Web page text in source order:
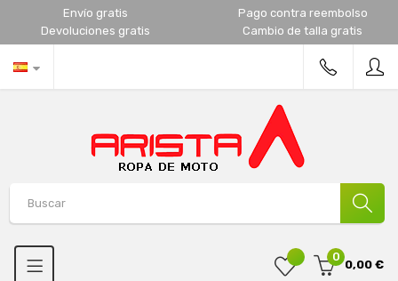
Envío gratis
Pago contra reembolso
Devoluciones gratis
Cambio de talla gratis
0
0,00 €